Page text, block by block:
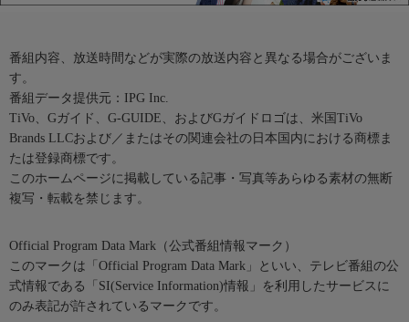
番組内容、放送時間などが実際の放送内容と異なる場合がございま
す。
番組データ提供元：IPG Inc.
TiVo、Gガイド、G-GUIDE、およびGガイドロゴは、米国TiVo
Brands LLCおよび／またはその関連会社の日本国内における商標ま
たは登録商標です。
このホームページに掲載している記事・写真等あらゆる素材の無断
複写・転載を禁じます。
Official Program Data Mark（公式番組情報マーク）
このマークは「Official Program Data Mark」といい、テレビ番組の公
式情報である「SI(Service Information)情報」を利用したサービスに
のみ表記が許されているマークです。